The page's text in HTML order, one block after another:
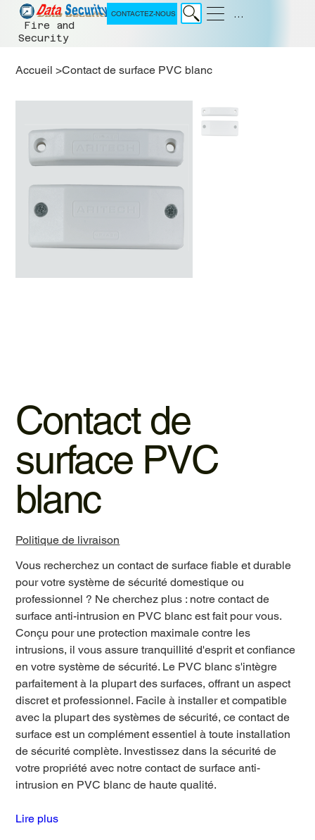
Fire and
Security
Menu
CONTACTEZ-NOUS
Accueil >Contact de surface PVC blanc
Contact de
surface PVC
blanc
Politique de livraison
Vous recherchez un contact de surface fiable et durable
pour votre système de sécurité domestique ou
professionnel ? Ne cherchez plus : notre contact de
surface anti-intrusion en PVC blanc est fait pour vous.
Conçu pour une protection maximale contre les
intrusions, il vous assure tranquillité d'esprit et confiance
en votre système de sécurité. Le PVC blanc s'intègre
parfaitement à la plupart des surfaces, offrant un aspect
discret et professionnel. Facile à installer et compatible
avec la plupart des systèmes de sécurité, ce contact de
surface est un complément essentiel à toute installation
de sécurité complète. Investissez dans la sécurité de
votre propriété avec notre contact de surface anti-
intrusion en PVC blanc de haute qualité.
Lire plus